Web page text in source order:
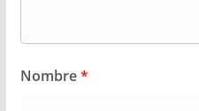
Nombre*